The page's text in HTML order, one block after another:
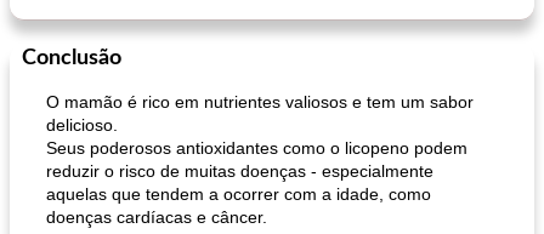
Conclusão
O mamão é rico em nutrientes valiosos e tem um sabor
delicioso.
Seus poderosos antioxidantes como o licopeno podem
reduzir o risco de muitas doenças - especialmente
aquelas que tendem a ocorrer com a idade, como
doenças cardíacas e câncer.